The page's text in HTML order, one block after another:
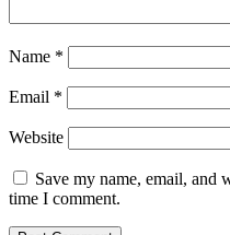
Name *
Email *
Website
Save my name, email, and
time I comment.